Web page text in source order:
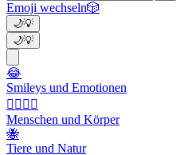
Emoji wechseln🎲
🌙💡
🌙💡
😂
Smileys und Emotionen
👩‍❤️‍💋‍👨
Menschen und Körper
🐝
Tiere und Natur